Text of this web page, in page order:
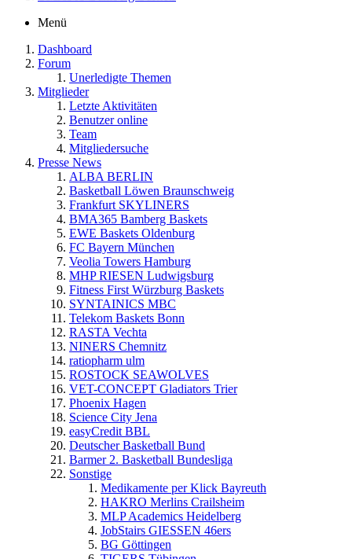
Menü
Dashboard
Forum
Unerledigte Themen
Mitglieder
Letzte Aktivitäten
Benutzer online
Team
Mitgliedersuche
Presse News
ALBA BERLIN
Basketball Löwen Braunschweig
Frankfurt SKYLINERS
BMA365 Bamberg Baskets
EWE Baskets Oldenburg
FC Bayern München
Veolia Towers Hamburg
MHP RIESEN Ludwigsburg
Fitness First Würzburg Baskets
SYNTAINICS MBC
Telekom Baskets Bonn
RASTA Vechta
NINERS Chemnitz
ratiopharm ulm
ROSTOCK SEAWOLVES
VET-CONCEPT Gladiators Trier
Phoenix Hagen
Science City Jena
easyCredit BBL
Deutscher Basketball Bund
Barmer 2. Basketball Bundesliga
Sonstige
Medikamente per Klick Bayreuth
HAKRO Merlins Crailsheim
MLP Academics Heidelberg
JobStairs GIESSEN 46ers
BG Göttingen